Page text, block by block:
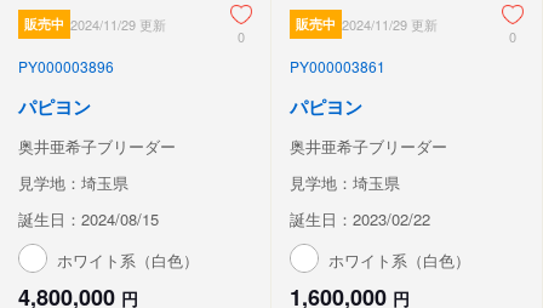
販売中 2024/11/29 更新
0
PY000003896
パピヨン
奥井亜希子ブリーダー
見学地：埼玉県
誕生日：2024/08/15
ホワイト系（白色）
4,800,000 円
販売中 2024/11/29 更新
0
PY000003861
パピヨン
奥井亜希子ブリーダー
見学地：埼玉県
誕生日：2023/02/22
ホワイト系（白色）
1,600,000 円